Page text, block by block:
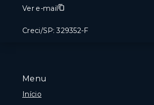
Menu
Início
Ver e-mail
Creci/SP: 329352-F